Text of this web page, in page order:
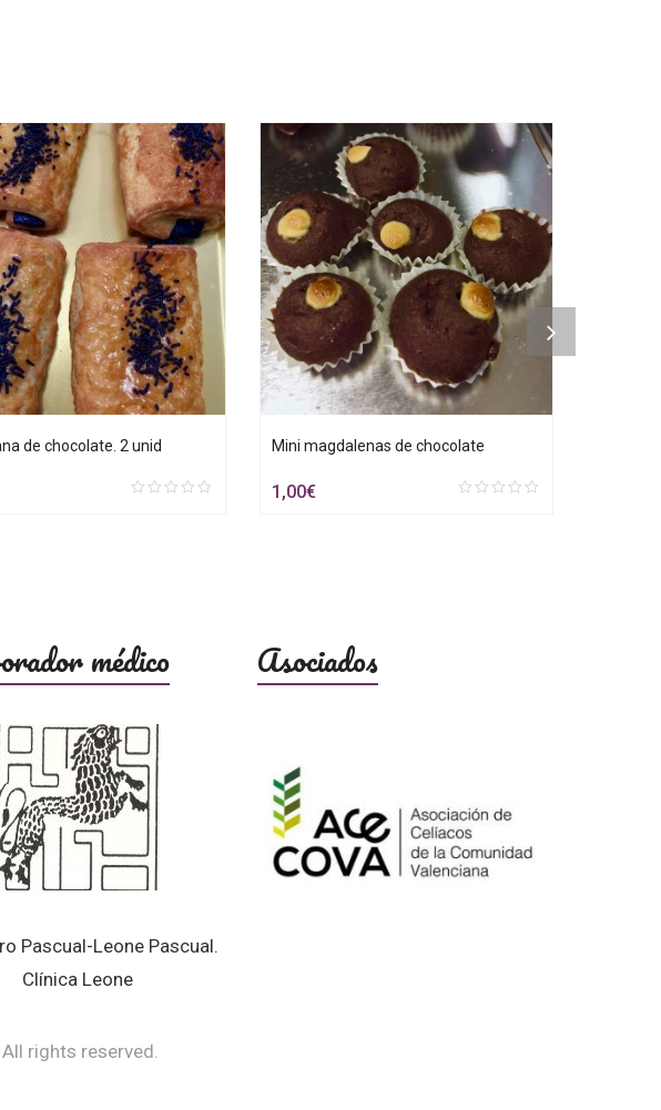
de chocolate. 2 unid Mini magdalenas de chocolate
1,00€
médico
Pascual-Leone Pascual.
Clínica Leone
Asociados
rights reserved.